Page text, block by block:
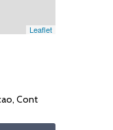
Leaflet